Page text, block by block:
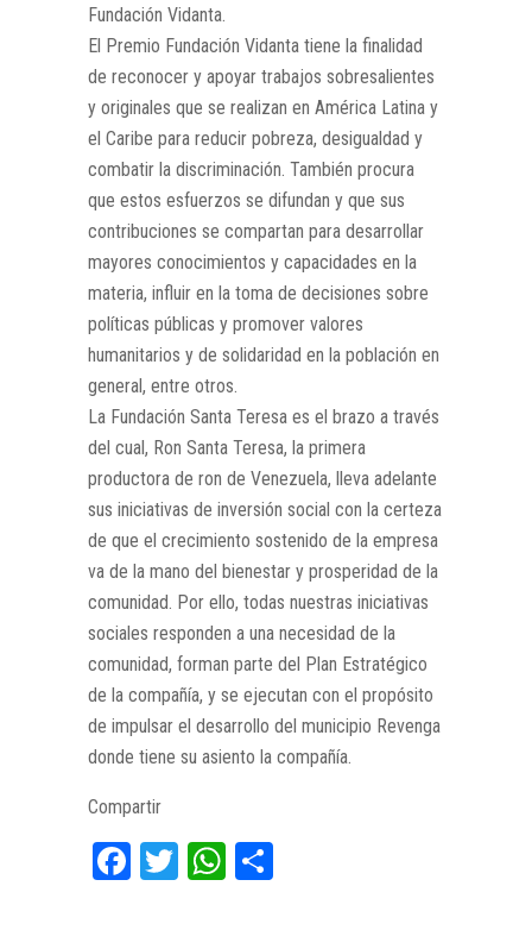
Fundación Vidanta.
El Premio Fundación Vidanta tiene la finalidad
de reconocer y apoyar trabajos sobresalientes
y originales que se realizan en América Latina y
el Caribe para reducir pobreza, desigualdad y
combatir la discriminación. También procura
que estos esfuerzos se difundan y que sus
contribuciones se compartan para desarrollar
mayores conocimientos y capacidades en la
materia, influir en la toma de decisiones sobre
políticas públicas y promover valores
humanitarios y de solidaridad en la población en
general, entre otros.
La Fundación Santa Teresa es el brazo a través
del cual, Ron Santa Teresa, la primera
productora de ron de Venezuela, lleva adelante
sus iniciativas de inversión social con la certeza
de que el crecimiento sostenido de la empresa
va de la mano del bienestar y prosperidad de la
comunidad. Por ello, todas nuestras iniciativas
sociales responden a una necesidad de la
comunidad, forman parte del Plan Estratégico
de la compañía, y se ejecutan con el propósito
de impulsar el desarrollo del municipio Revenga
donde tiene su asiento la compañía.
Compartir
Facebook
TwitterWhatsApp